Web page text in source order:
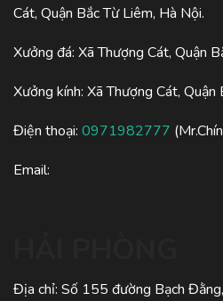
Cát, Quận Bắc Từ Liêm, Hà Nội.
Xưởng đá: Xã Thượng Cát, Quận
Xưởng kính: Xã Thượng Cát,
Điện thoại: 0971982777
Email:
Địa chỉ: Số 155 đường Bạch